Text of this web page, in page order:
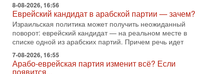
8-08-2026, 16:56
Еврейский кандидат в арабской партии — зачем?
Израильская политика может получить неожиданный
поворот: еврейский кандидат — на реальном месте в
списке одной из арабских партий. Причем речь идет
7-08-2026, 16:55
Арабо-еврейская партия изменит всё? Если